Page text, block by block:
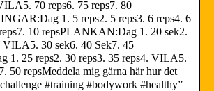
70 reps6. 75 reps7. 80
1. 5 reps2. 5 reps3. 6 reps4. 6
10 repsPLANKAN:Dag 1. 20 sek2.
VILA5. 30 sek6. 40 Sek7. 45
1. 25 reps2. 30 reps3. 35 reps4. VILA5.
50 repsMeddela mig gärna här hur det
#training #bodywork #healthy”